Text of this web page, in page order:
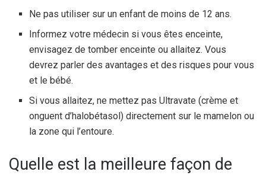
Ne pas utiliser sur un enfant de moins de 12 ans.
Informez votre médecin si vous êtes enceinte,
envisagez de tomber enceinte ou allaitez. Vous
devrez parler des avantages et des risques pour vous
et le bébé.
Si vous allaitez, ne mettez pas Ultravate (crème et
onguent d’halobétasol) directement sur le mamelon ou
la zone qui l’entoure.
Quelle est la meilleure façon de